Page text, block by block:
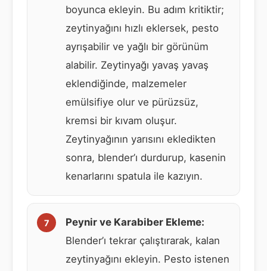
boyunca ekleyin. Bu adım kritiktir;
zeytinyağını hızlı eklersek, pesto
ayrışabilir ve yağlı bir görünüm
alabilir. Zeytinyağı yavaş yavaş
eklendiğinde, malzemeler
emülsifiye olur ve pürüzsüz,
kremsi bir kıvam oluşur.
Zeytinyağının yarısını ekledikten
sonra, blender’ı durdurup, kasenin
kenarlarını spatula ile kazıyın.
Peynir ve Karabiber Ekleme:
Blender’ı tekrar çalıştırarak, kalan
zeytinyağını ekleyin. Pesto istenen